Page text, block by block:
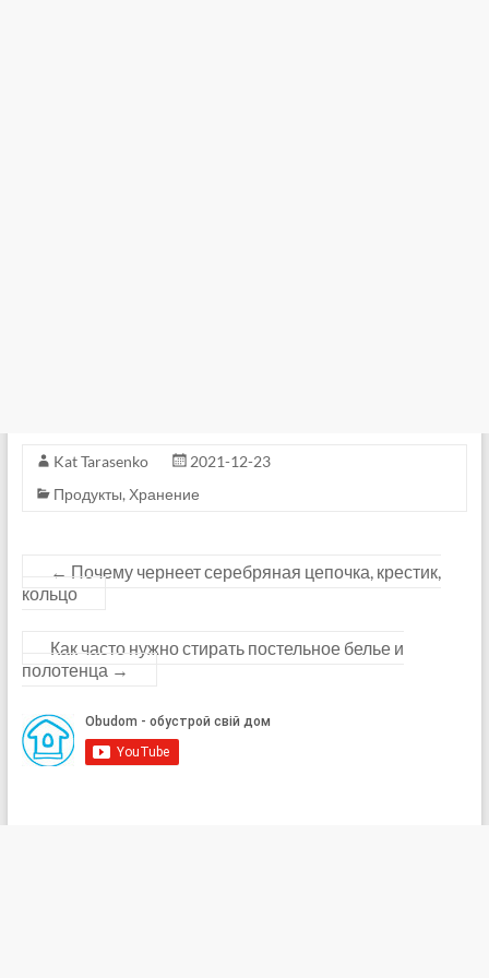
Kat Tarasenko
2021-12-23
Продукты, Хранение
← Почему чернеет серебряная цепочка, крестик,
кольцо
Как часто нужно стирать постельное белье и
полотенца →